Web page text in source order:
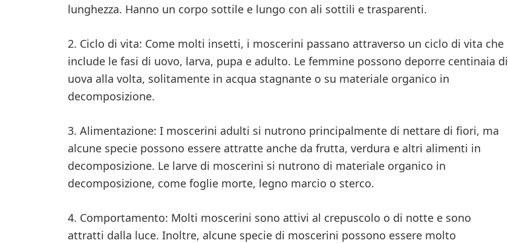
lunghezza. Hanno un corpo sottile e lungo con ali sottili e trasparenti.
2. Ciclo di vita: Come molti insetti, i moscerini passano attraverso un ciclo di vita che
include le fasi di uovo, larva, pupa e adulto. Le femmine possono deporre centinaia di
uova alla volta, solitamente in acqua stagnante o su materiale organico in
decomposizione.
3. Alimentazione: I moscerini adulti si nutrono principalmente di nettare di fiori, ma
alcune specie possono essere attratte anche da frutta, verdura e altri alimenti in
decomposizione. Le larve di moscerini si nutrono di materiale organico in
decomposizione, come foglie morte, legno marcio o sterco.
4. Comportamento: Molti moscerini sono attivi al crepuscolo o di notte e sono
attratti dalla luce. Inoltre, alcune specie di moscerini possono essere molto